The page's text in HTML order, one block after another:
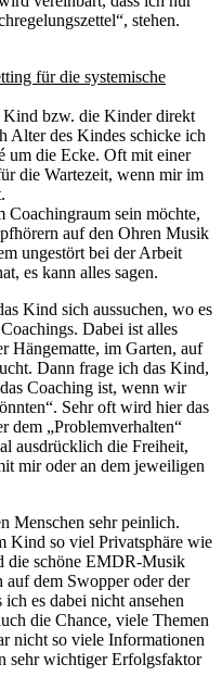
stehen.
für die systemische
Kind bzw. die Kinder direkt
Alter des Kindes schicke ich
um die Ecke. Oft mit einer
die Wartezeit, wenn mir im
sein möchte,
auf den Ohren Musik
ungestört bei der Arbeit
es kann alles sagen.
Kind sich aussuchen, wo es
Dabei ist alles
Hängematte, im Garten, auf
Dann frage ich das Kind,
Coaching ist, wenn wir
Sehr oft wird hier das
dem „Problemverhalten“
ausdrücklich die Freiheit,
mir oder an dem jeweiligen
Menschen sehr peinlich.
Kind so viel Privatsphäre wie
die schöne EMDR-Musik
dem Swopper oder der
ich es dabei nicht ansehen
die Chance, viele Themen
nicht so viele Informationen
sehr wichtiger Erfolgsfaktor